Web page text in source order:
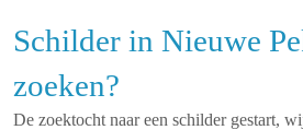
Schilder in Nieuwe
zoeken?
De zoektocht naar een schilder gestart,